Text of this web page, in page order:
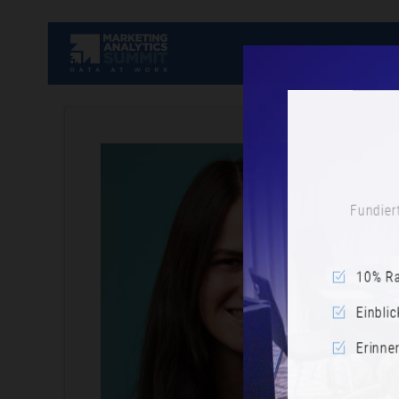
10%